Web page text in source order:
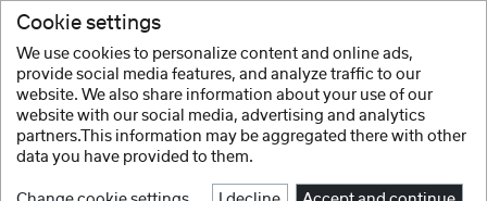
Maar ze moeten ook betaalbaar en voor iedereen
Meer tonen
Cookie settings
We use cookies to personalize content and online ads,
provide social media features, and analyze traffic to our
website. We also share information about your use of our
website with our social media, advertising and analytics
partners.This information may be aggregated there with other
data you have provided to them.